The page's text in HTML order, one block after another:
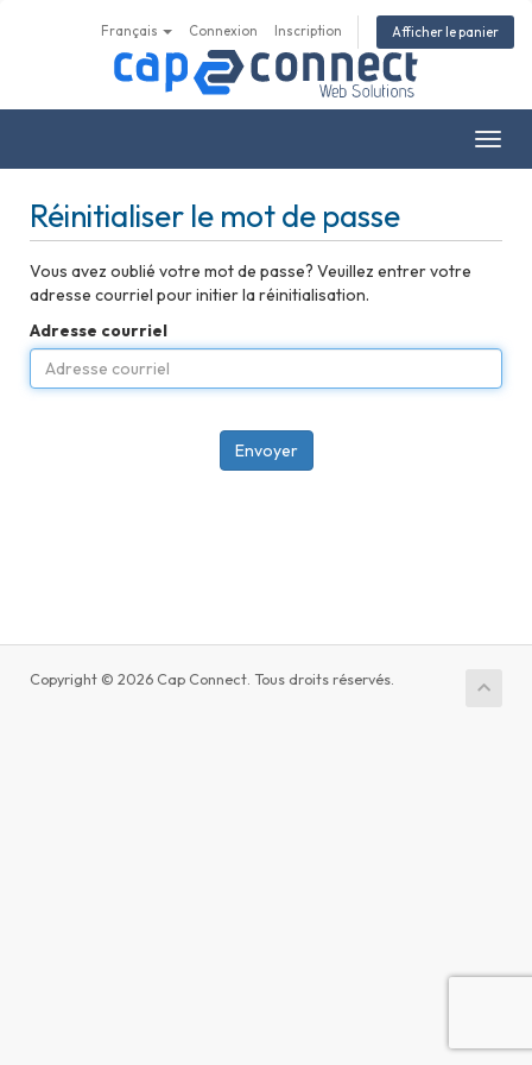
Français Connexion Inscription Afficher le panier
la
Réinitialiser le mot de passe
Vous avez oublié votre mot de passe? Veuillez entrer votre
adresse courriel pour initier la réinitialisation.
Adresse courriel
Envoyer
Copyright © 2026 Cap Connect. Tous droits réservés.